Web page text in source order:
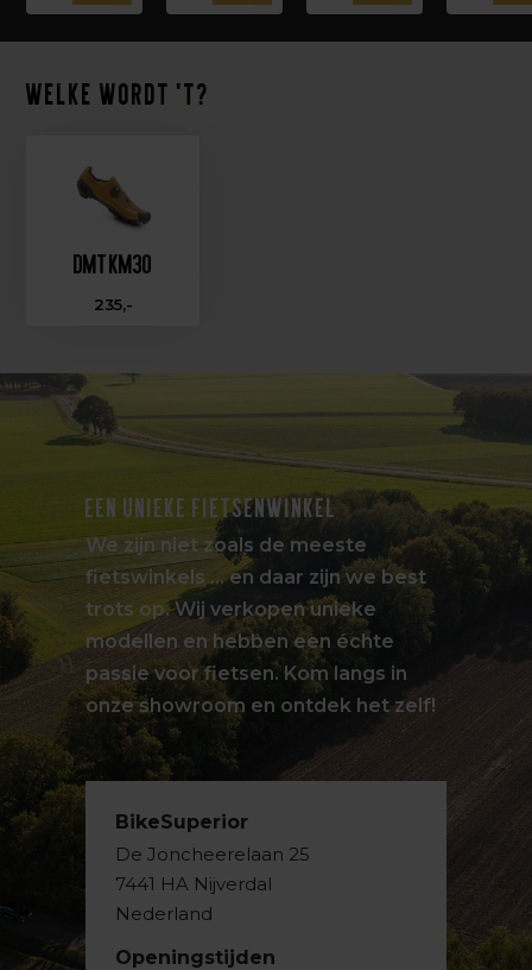
Welke wordt 't?
DMT KM30
235,-
EEN UNIEKE FIETSENWINKEL
We zijn niet zoals de meeste
fietswinkels … en daar zijn we best
trots op. Wij verkopen unieke
modellen en hebben een échte
passie voor fietsen. Kom langs in
onze showroom en ontdek het zelf!
BikeSuperior
De Joncheerelaan 25
7441 HA Nijverdal
Nederland
Openingstijden